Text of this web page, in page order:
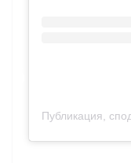
Публикация, споделена от